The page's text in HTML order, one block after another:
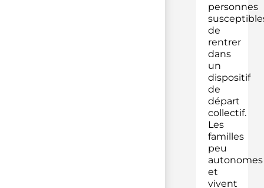
personnes
de
rentrer
dans
un
dispositif
de
départ
collectif.
Les
familles
peu
autonomes
et
vivent